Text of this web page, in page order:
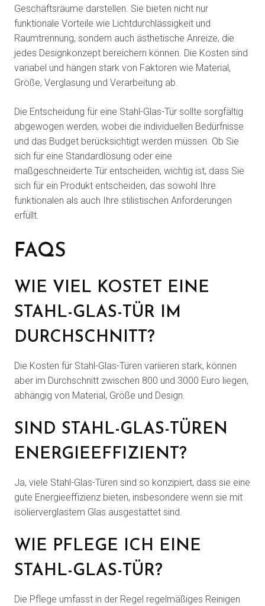
Geschäftsräume darstellen. Sie bieten nicht nur
funktionale Vorteile wie Lichtdurchlässigkeit und
Raumtrennung, sondern auch ästhetische Anreize, die
jedes Designkonzept bereichern können. Die Kosten sind
variabel und hängen stark von Faktoren wie Material,
Größe, Verglasung und Verarbeitung ab.
Die Entscheidung für eine Stahl-Glas-Tür sollte sorgfältig
abgewogen werden, wobei die individuellen Bedürfnisse
und das Budget berücksichtigt werden müssen. Ob Sie
sich für eine Standardlösung oder eine
maßgeschneiderte Tür entscheiden, wichtig ist, dass Sie
sich für ein Produkt entscheiden, das sowohl Ihre
funktionalen als auch Ihre stilistischen Anforderungen
erfüllt.
FAQS
WIE VIEL KOSTET EINE
STAHL-GLAS-TÜR IM
DURCHSCHNITT?
Die Kosten für Stahl-Glas-Türen variieren stark, können
aber im Durchschnitt zwischen 800 und 3000 Euro liegen,
abhängig von Material, Größe und Design.
SIND STAHL-GLAS-TÜREN
ENERGIEEFFIZIENT?
Ja, viele Stahl-Glas-Türen sind so konzipiert, dass sie eine
gute Energieeffizienz bieten, insbesondere wenn sie mit
isolierverglastem Glas ausgestattet sind.
WIE PFLEGE ICH EINE
STAHL-GLAS-TÜR?
Die Pflege umfasst in der Regel regelmäßiges Reinigen